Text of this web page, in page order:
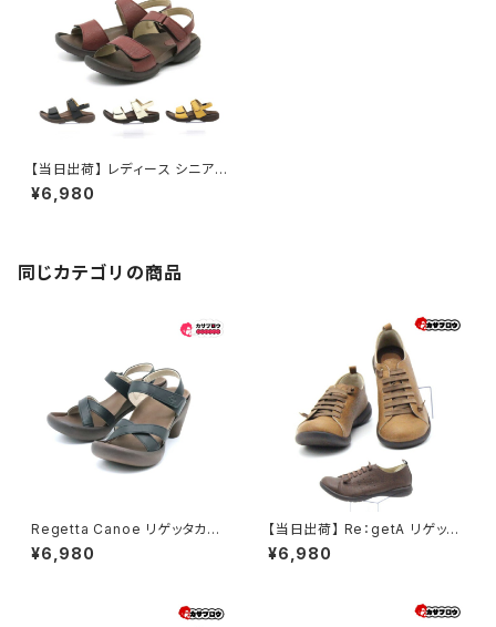
【当日出荷】 レディース シニア
サンダル ローリングシューズ R
e：getA リゲッタ R279 カジュ
¥6,980
同じカテゴリの商品
Regetta Canoe リゲッタカヌ
ー レディース サンダル ローリン
グシューズ CJBN5710 カジュ
¥6,980
【当日出荷】 Re：getA リゲッタ
レディース カジュアル ローリン
グシューズ R074 ゴムレース 日
¥6,980